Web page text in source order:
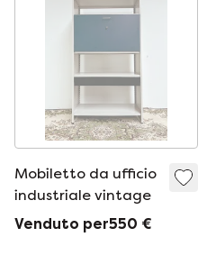
Mobiletto da ufficio
industriale vintage
Venduto per550 €